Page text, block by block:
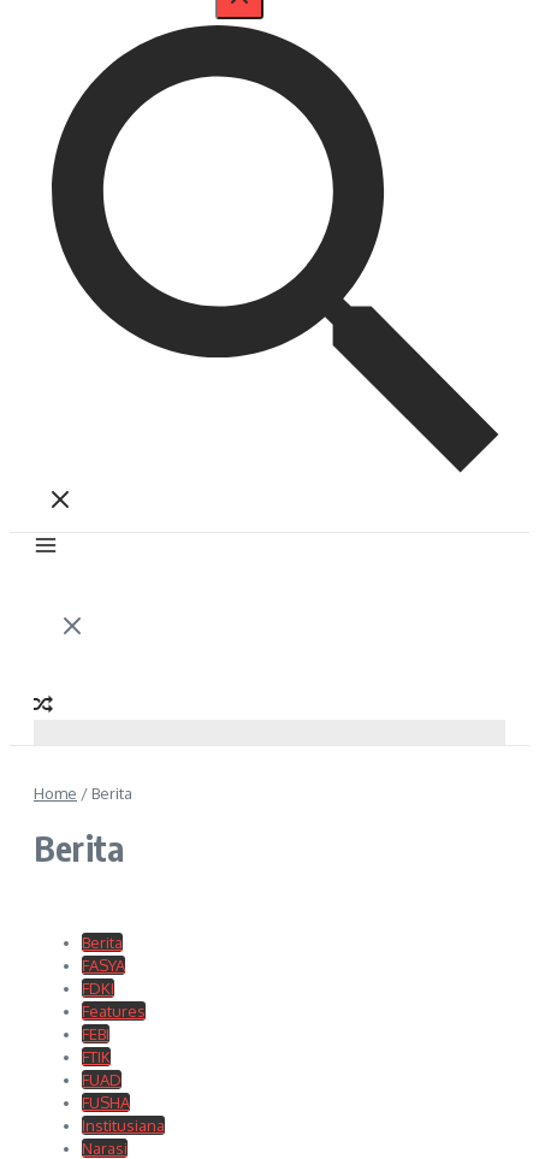
Home / Berita
Berita
Berita
FASYA
FDKI
Features
FEBI
FTIK
FUAD
FUSHA
Institusiana
Narasi